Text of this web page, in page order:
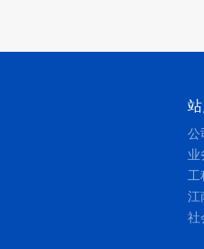
公
业
工
江
社